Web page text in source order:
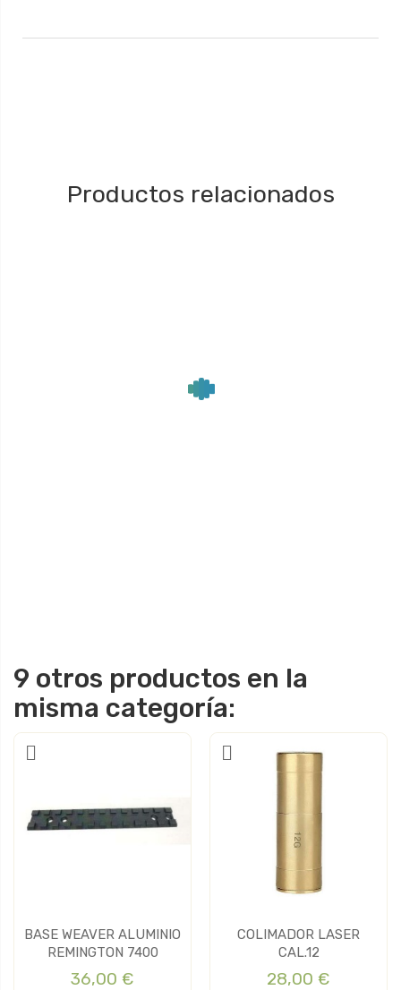
Productos relacionados
9 otros productos en la
misma categoría:
BASE WEAVER ALUMINIO
REMINGTON 7400
36,00 €
COLIMADOR LASER
CAL.12
28,00 €